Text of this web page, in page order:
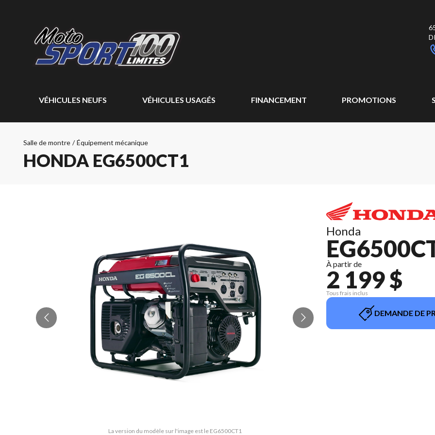
VÉHICULES NEUFS VÉHICULES USAGÉS FINANCEMENT PROMOTIONS
Salle de montre / Équipement mécanique
HONDA EG6500CT1
La version du modèle sur l'image est le EG6500CT1
Honda
À partir de
2 199 $
Tous frais inclus
DEMANDE DE